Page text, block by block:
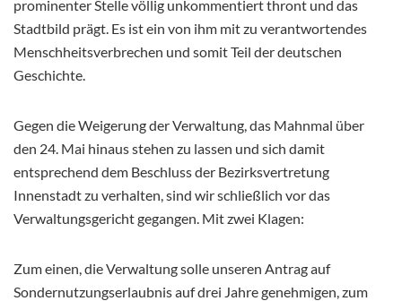
prominenter Stelle völlig unkommentiert thront und das
Stadtbild prägt. Es ist ein von ihm mit zu verantwortendes
Menschheitsverbrechen und somit Teil der deutschen
Geschichte.
Gegen die Weigerung der Verwaltung, das Mahnmal über
den 24. Mai hinaus stehen zu lassen und sich damit
entsprechend dem Beschluss der Bezirksvertretung
Innenstadt zu verhalten, sind wir schließlich vor das
Verwaltungsgericht gegangen. Mit zwei Klagen:
Zum einen, die Verwaltung solle unseren Antrag auf
Sondernutzungserlaubnis auf drei Jahre genehmigen, zum